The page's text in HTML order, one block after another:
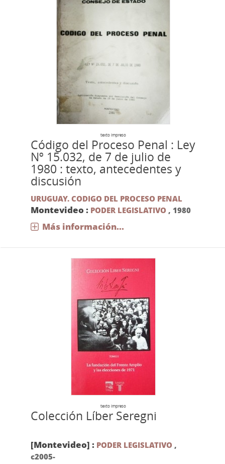
texto impreso
Código del Proceso Penal : Ley
Nº 15.032, de 7 de julio de
1980 : texto, antecedentes y
discusión
URUGUAY. CODIGO DEL PROCESO PENAL
Montevideo : PODER LEGISLATIVO , 1980
Más información...
texto impreso
Colección Líber Seregni
[Montevideo] : PODER LEGISLATIVO ,
c2005-